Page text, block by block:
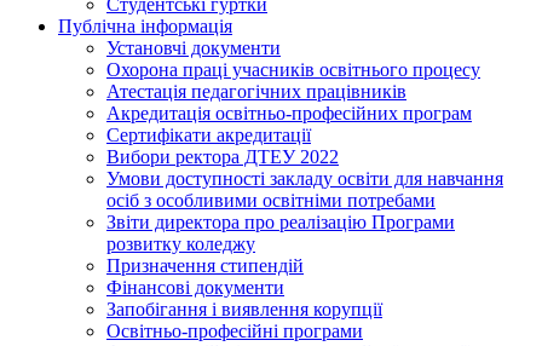
Студентські гуртки
Публічна інформація
Установчі документи
Охорона праці учасників освітнього процесу
Атестація педагогічних працівників
Акредитація освітньо-професійних програм
Сертифікати акредитації
Вибори ректора ДТЕУ 2022
Умови доступності закладу освіти для навчання
осіб з особливими освітніми потребами
Звіти директора про реалізацію Програми
розвитку коледжу
Призначення стипендій
Фінансові документи
Запобігання і виявлення корупції
Освітньо-професійні програми